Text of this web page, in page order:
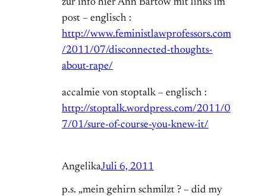
zur info hier Ann Bartow mit links im
post – englisch :
http://www.feministlawprofessors.com
/2011/07/disconnected-thoughts-
about-rape/
accalmie von stoptalk – englisch :
http://stoptalk.wordpress.com/2011/0
7/01/sure-of-course-you-knew-it/
AngelikaJuli 6, 2011
p.s. „mein gehirn schmilzt ? – did my